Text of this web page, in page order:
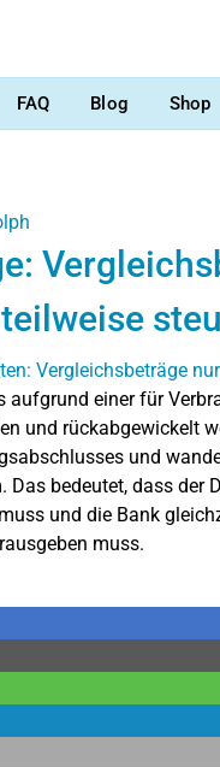
FAQ Blog Shop
aufgrund einer für
und rückabgewickelt
und
Das bedeutet, dass der
und die Bank
muss.